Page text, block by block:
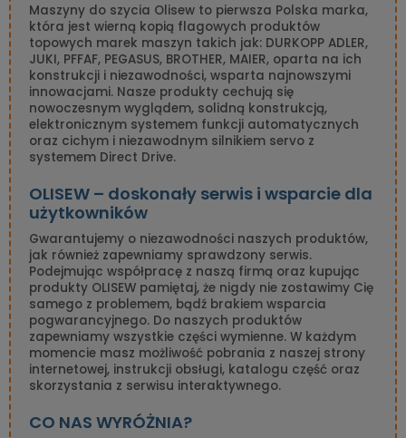
Maszyny do szycia Olisew to pierwsza Polska marka,
która jest wierną kopią flagowych produktów
topowych marek maszyn takich jak: DURKOPP ADLER,
JUKI, PFFAF, PEGASUS, BROTHER, MAIER, oparta na ich
konstrukcji i niezawodności, wsparta najnowszymi
innowacjami. Nasze produkty cechują się
nowoczesnym wyglądem, solidną konstrukcją,
elektronicznym systemem funkcji automatycznych
oraz cichym i niezawodnym silnikiem servo z
systemem Direct Drive.
OLISEW – doskonały serwis i wsparcie dla
użytkowników
Gwarantujemy o niezawodności naszych produktów,
jak również zapewniamy sprawdzony serwis.
Podejmując współpracę z naszą firmą oraz kupując
produkty OLISEW pamiętaj, że nigdy nie zostawimy Cię
samego z problemem, bądź brakiem wsparcia
pogwarancyjnego. Do naszych produktów
zapewniamy wszystkie części wymienne. W każdym
momencie masz możliwość pobrania z naszej strony
internetowej, instrukcji obsługi, katalogu część oraz
skorzystania z serwisu interaktywnego.
CO NAS WYRÓŻNIA?